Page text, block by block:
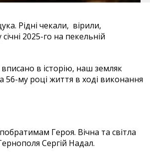
Рідні чекали, вірили,
2025-го на пекельній
в історію, наш земляк
му році життя в ході виконання
Героя. Вічна та світла
Сергій Надал.